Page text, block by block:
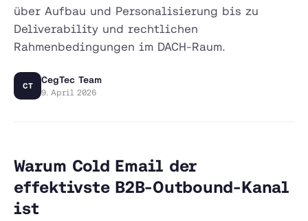
über Aufbau und Personalisierung bis zu
Deliverability und rechtlichen
Rahmenbedingungen im DACH-Raum.
CT
CegTec Team
9. April 2026
Warum Cold Email der
effektivste B2B-Outbound-Kanal
ist